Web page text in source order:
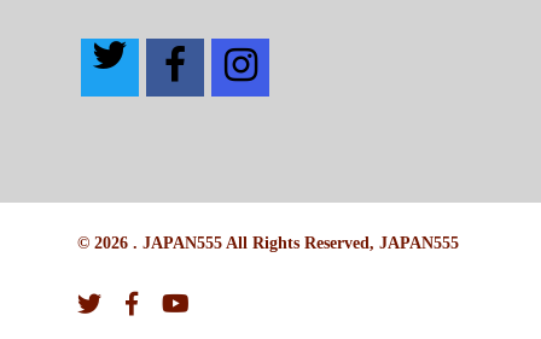
© 2026 . JAPAN555 All Rights Reserved, JAPAN555